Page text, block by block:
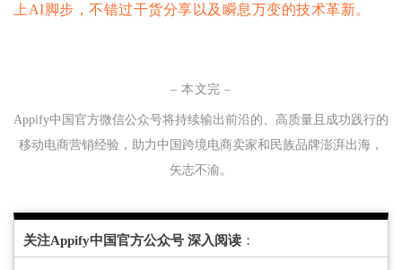
上AI脚步，不错过干货分享以及瞬息万变的技术革新。
– 本文完 –
Appify中国官方微信公众号将持续输出前沿的、 高质量且成功践行的
移动电商营销经验，助力中国跨境电商卖家和民族品牌澎湃出海，
矢志不渝。
关注Appify中国官方公众号 深入阅读 ：